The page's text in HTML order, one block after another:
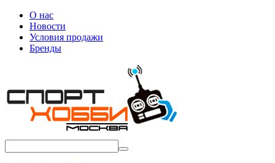
О нас
Новости
Условия продажи
Бренды